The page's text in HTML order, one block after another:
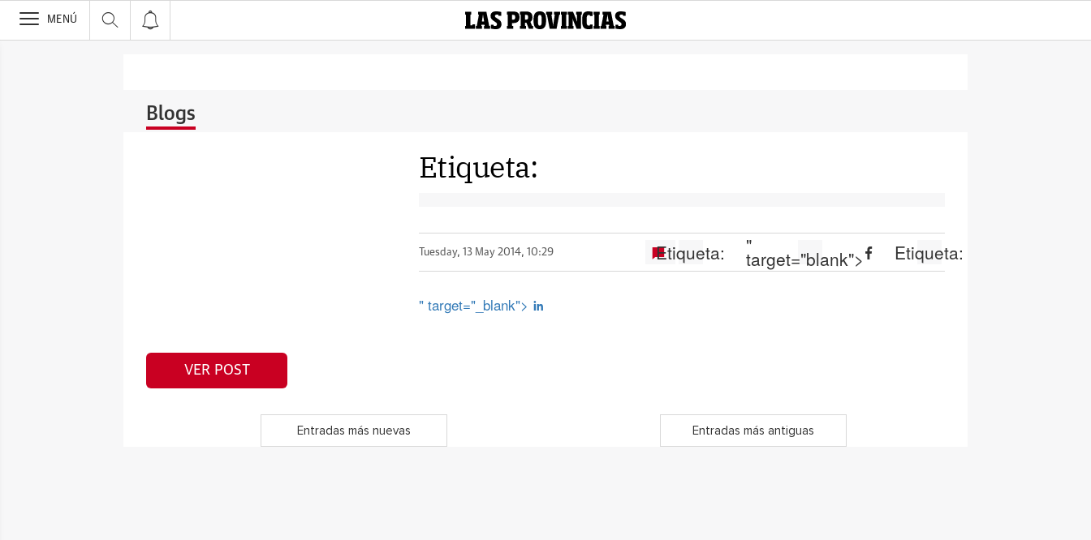
>
MENÚ
Blogs
Etiqueta:
Tuesday, 13 May 2014, 10:29 Etiqueta: "
target="blank"> Etiqueta:
" target="_blank">
VER POST
Entradas más nuevas Entradas más antiguas